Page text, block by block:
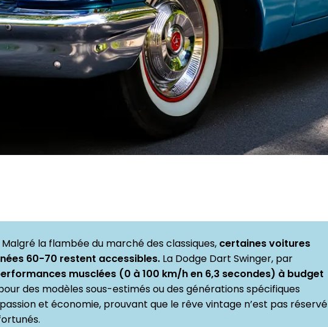
Malgré la flambée du marché des classiques, certaines voitures
60-70 restent accessibles. La Dodge Dart Swinger, par
musclées (0 à 100 km/h en 6,3 secondes) à budget
des modèles sous-estimés ou des générations spécifiques
et économie, prouvant que le rêve vintage n’est pas réservé